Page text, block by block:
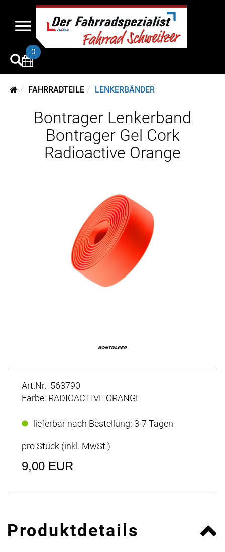
0
FAHRRADTEILE LENKERBÄNDER
Bontrager Lenkerband
Bontrager Gel Cork
Radioactive Orange
Art.Nr. 563790
Farbe: RADIOACTIVE ORANGE
lieferbar nach Bestellung: 3-7 Tagen
pro Stück (inkl. MwSt.)
9,00 EUR
Produktdetails